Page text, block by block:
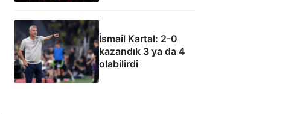
İsmail Kartal: 2-0
kazandık 3 ya da 4
olabilirdi